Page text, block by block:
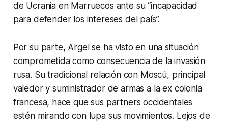
de Ucrania en Marruecos ante su “incapacidad
para defender los intereses del país”.
Por su parte, Argel se ha visto en una situación
comprometida como consecuencia de la invasión
rusa. Su tradicional relación con Moscú, principal
valedor y suministrador de armas a la ex colonia
francesa, hace que sus partners occidentales
estén mirando con lupa sus movimientos. Lejos de